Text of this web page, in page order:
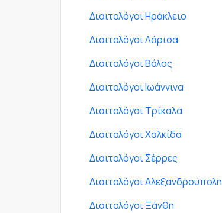
Διαιτολόγοι Ηράκλειο
Διαιτολόγοι Λάρισα
Διαιτολόγοι Βόλος
Διαιτολόγοι Ιωάννινα
Διαιτολόγοι Τρίκαλα
Διαιτολόγοι Χαλκίδα
Διαιτολόγοι Σέρρες
Διαιτολόγοι Αλεξανδρούπολη
Διαιτολόγοι Ξάνθη